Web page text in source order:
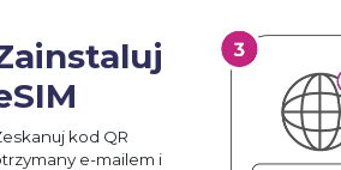
kod QR
e-mailem i